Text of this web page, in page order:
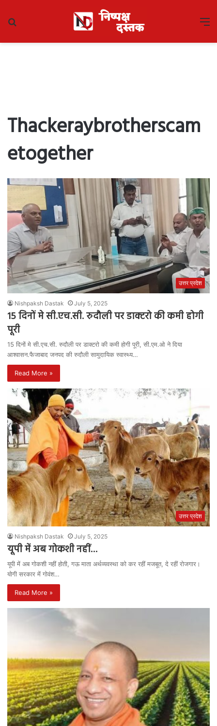
Thackeraybrotherscam
etogether
उत्तर प्रदेश
Nishpaksh Dastak July 5, 2025
15 दिनों मे सी.एच.सी. रुदौली पर डाक्टरो की कमी होगी
पूरी
15 दिनों मे सी.एच.सी. रुदौली पर डाक्टरो की कमी होगी पूरी, सी.एम.ओ ने दिया
आश्वासन.फैजाबाद जनपद की रुदौली सामुदायिक स्वास्थ्य…
Read More »
उत्तर प्रदेश
Nishpaksh Dastak July 5, 2025
यूपी में अब गोकशी नहीं…
यूपी में अब गोकशी नहीं होती, गऊ माता अर्थव्यवस्था को कर रहीं मजबूत, दे रहीं रोजगार।
योगी सरकार में गोवंश…
Read More »